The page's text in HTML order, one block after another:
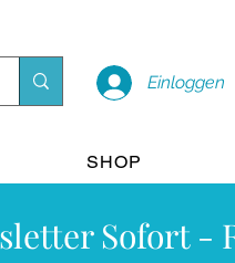
Einloggen
SHOP
Sofort -